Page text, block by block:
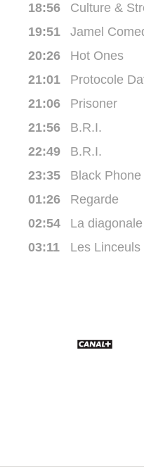
18:56Culture &
19:51Jamel
20:26Hot Ones
21:01Protocole
21:06Prisoner
21:56B.R.I.
22:49B.R.I.
23:35Black Phone
01:26Regarde
02:54La diagonale
03:11 Les Linceuls